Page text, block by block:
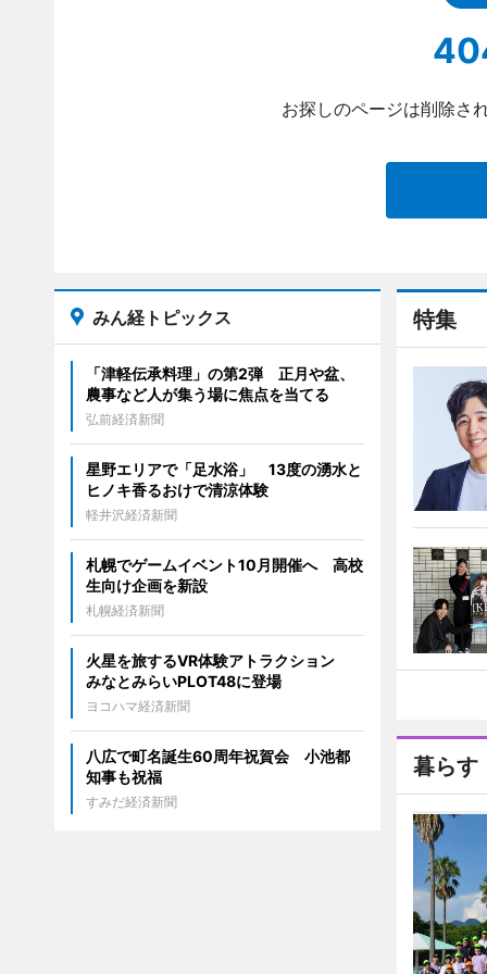
お探しのページは削除さ
特集
暮らす
みん経トピックス
「津軽伝承料理」の第2弾 正月や盆、
農事など人が集う場に焦点を当てる
弘前経済新聞
星野エリアで「足水浴」 13度の湧水と
ヒノキ香るおけで清涼体験
軽井沢経済新聞
札幌でゲームイベント10月開催へ 高校
生向け企画を新設
札幌経済新聞
火星を旅するVR体験アトラクション
みなとみらいPLOT48に登場
ヨコハマ経済新聞
八広で町名誕生60周年祝賀会 小池都
知事も祝福
すみだ経済新聞